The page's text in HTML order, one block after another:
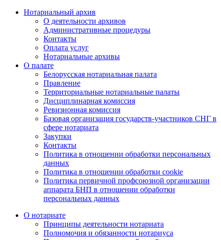
Нотариальный архив
О деятельности архивов
Административные процедуры
Контакты
Оплата услуг
Нотариальные архивы
О палате
Белорусская нотариальная палата
Правление
Территориальные нотариальные палаты
Дисциплинарная комиссия
Ревизионная комиссия
Базовая организация государств-участников СНГ в
сфере нотариата
Закупки
Контакты
Политика в отношении обработки персональных
данных
Политика в отношении обработки cookie
Политика первичной профсоюзной организации
аппарата БНП в отношении обработки
персональных данных
О нотариате
Принципы деятельности нотариата
Полномочия и обязанности нотариуса